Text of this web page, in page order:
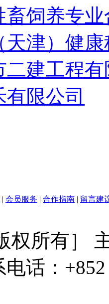
畜饲养专
天津）健
二建工程
限公司
| 会员服务 | 合作指南 | 留言建
权所有］
：+852